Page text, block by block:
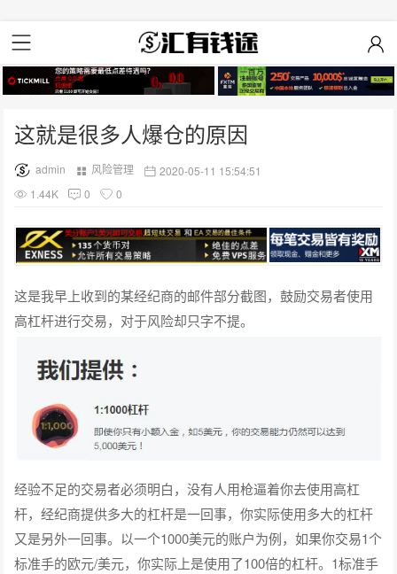
这就是很多人爆仓的原因
admin 风险管理
2020-05-11 15:54:51
1.44K
0 0
这是我早上收到的某经纪商的邮件部分截图，鼓励交易者使用
高杠杆进行交易，对于风险却只字不提。
经验不足的交易者必须明白，没有人用枪逼着你去使用高杠
杆，经纪商提供多大的杠杆是一回事，你实际使用多大的杠杆
又是另外一回事。以一个1000美元的账户为例，如果你交易1个
标准手的欧元/美元，你实际上是使用了100倍的杠杆。1标准手